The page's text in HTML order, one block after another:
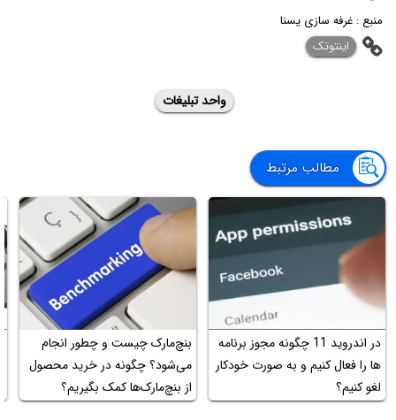
منبع : غرفه سازی یسنا
اینتوتک
واحد تبلیغات
مطالب مرتبط
در اندروید 11 چگونه مجوز برنامه
ها را فعال کنیم و به صورت خودکار
لغو کنیم؟
بنچ‌مارک چیست و چطور انجام
می‌شود؟ چگونه در خرید محصول
از بنچ‌مارک‌ها کمک بگیریم؟